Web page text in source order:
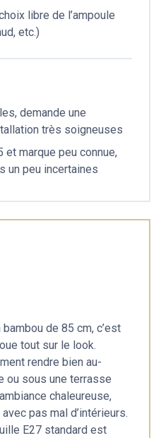
libre de l’ampoule
etc.)
demande une
très soigneuses
marque peu connue,
un peu incertaines
de 85 cm, c’est
tout sur le look.
rendre bien au-
ou sous une terrasse
chaleureuse,
pas mal d’intérieurs.
E27 standard est